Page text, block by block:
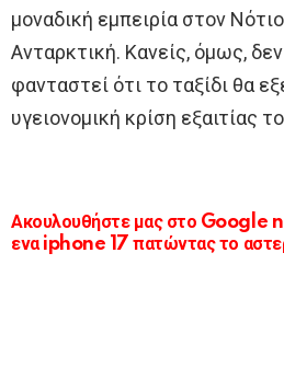
μοναδική εμπειρία στον
Ανταρκτική. Κανείς, όμως,
φανταστεί ότι το ταξίδι θα
υγειονομική κρίση εξαιτίας
Ακουλουθήστε μας στο Google
ενα iphone 17 πατώντας το